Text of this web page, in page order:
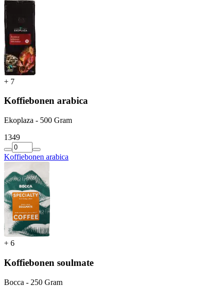
+ 7
Koffiebonen arabica
Ekoplaza - 500 Gram
1349
Koffiebonen arabica
+ 6
Koffiebonen soulmate
Bocca - 250 Gram